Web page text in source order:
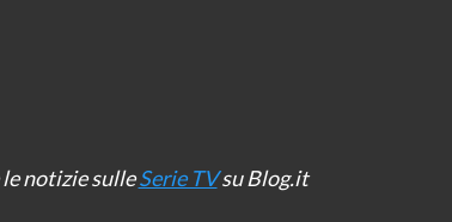
notizie sulleSerie TVsu Blog.it